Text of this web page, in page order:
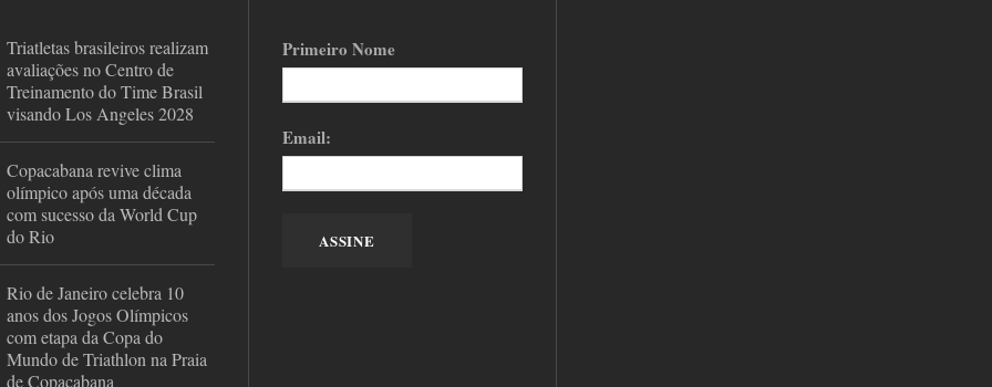
Triatletas brasileiros realizam
avaliações no Centro de
Treinamento do Time Brasil
visando Los Angeles 2028
Copacabana revive clima
olímpico após uma década
com sucesso da World Cup
do Rio
Rio de Janeiro celebra 10
anos dos Jogos Olímpicos
com etapa da Copa do
Mundo de Triathlon na Praia
de Copacabana
Primeiro Nome
Email: